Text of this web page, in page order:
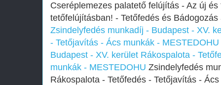
Cseréplemezes palatető felújítás - Az új
tetőfelújításban! - Tetőfedés és
Zsindelyfedés munkadíj - Budapest - XV.
- Tetőjavítás - Ács munkák - MESTEDOHU
Budapest - XV. kerület Rákospalota -
munkák - MESTEDOHU Zsindelyfedés
Rákospalota - Tetőfedés - Tetőjavítás -